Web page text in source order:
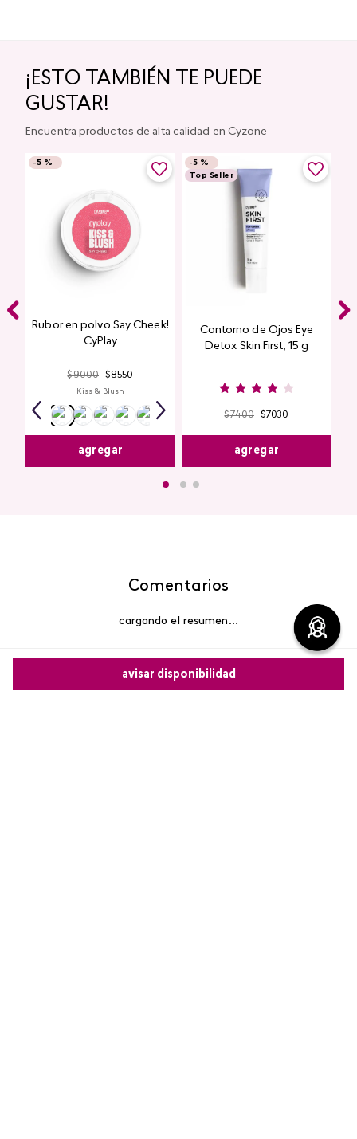
avisar disponibilidad
¡ESTO TAMBIÉN TE PUEDE
GUSTAR!
Encuentra productos de alta calidad en Cyzone
-5 %
Rubor en polvo Say Cheek!
CyPlay
$9000 $8550
Kiss & Blush
agregar
-5 %
Top Seller
Contorno de Ojos Eye
Detox Skin First, 15 g
$7400 $7030
agregar
Comentarios
cargando el resumen…
Por favor, inicia sesión para escribir un comentario.